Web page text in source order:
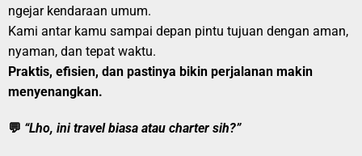
ngejar kendaraan umum.
Kami antar kamu sampai depan pintu tujuan dengan aman,
nyaman, dan tepat waktu.
Praktis, efisien, dan pastinya bikin perjalanan makin
menyenangkan.
💬 “Lho, ini travel biasa atau charter sih?”